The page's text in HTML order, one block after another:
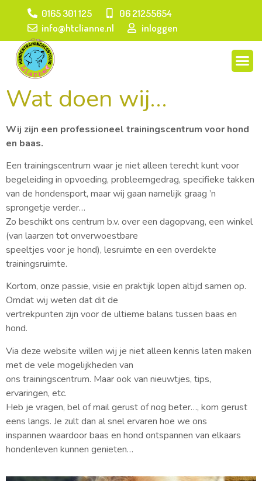
0165 301 125
06 21255654
info@htclianne.nl
inloggen
Wat doen wij…
Wij zijn een professioneel trainingscentrum voor hond
en baas.
Een trainingscentrum waar je niet alleen terecht kunt voor
begeleiding in opvoeding, probleemgedrag, specifieke takken
van de hondensport, maar wij gaan namelijk graag ’n
sprongetje verder…
Zo beschikt ons centrum b.v. over een dagopvang, een winkel
(van laarzen tot onverwoestbare
speeltjes voor je hond), lesruimte en een overdekte
trainingsruimte.
Kortom, onze passie, visie en praktijk lopen altijd samen op.
Omdat wij weten dat dit de
vertrekpunten zijn voor de ultieme balans tussen baas en
hond.
Via deze website willen wij je niet alleen kennis laten maken
met de vele mogelijkheden van
ons trainingscentrum. Maar ook van nieuwtjes, tips,
ervaringen, etc.
Heb je vragen, bel of mail gerust of nog beter…, kom gerust
eens langs. Je zult dan al snel ervaren hoe we ons
inspannen waardoor baas en hond ontspannen van elkaars
hondenleven kunnen genieten…